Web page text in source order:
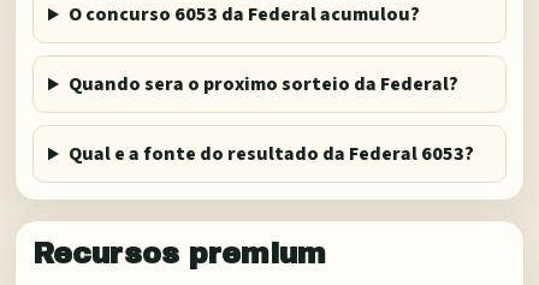
O concurso 6053 da Federal acumulou?
Quando sera o proximo sorteio da Federal?
Qual e a fonte do resultado da Federal 6053?
Recursos premium